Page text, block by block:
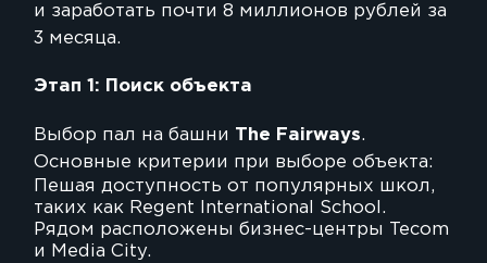
и заработать почти 8 миллионов рублей за
3 месяца.
Этап 1: Поиск объекта
Выбор пал на башни The Fairways.
Основные критерии при выборе объекта:
Пешая доступность от популярных школ,
таких как Regent International School.
Рядом расположены бизнес-центры Tecom
и Media City.